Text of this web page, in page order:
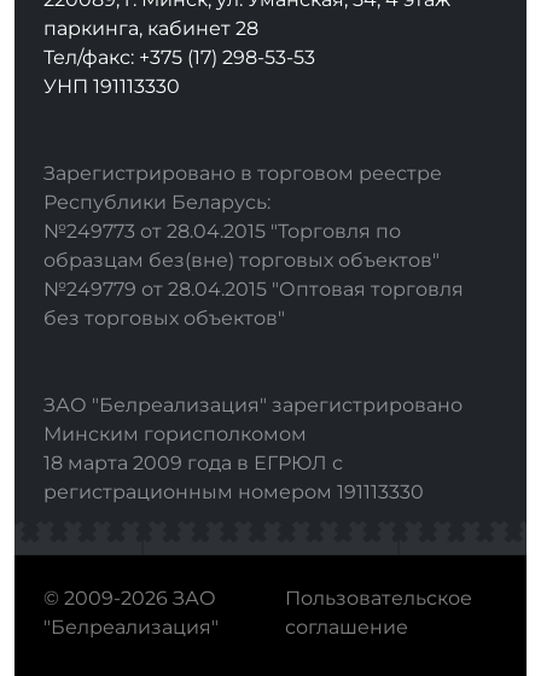
паркинга, кабинет 28
Тел/факс: +375 (17) 298-53-53
УНП 191113330
Зарегистрировано в торговом реестре
Республики Беларусь:
№249773 от 28.04.2015 "Торговля по
образцам без(вне) торговых объектов"
№249779 от 28.04.2015 "Оптовая торговля
без торговых объектов"
ЗАО "Белреализация" зарегистрировано
Минским горисполкомом
18 марта 2009 года в ЕГРЮЛ с
регистрационным номером 191113330
© 2009-2026 ЗАО
"Белреализация"
Пользовательское
соглашение